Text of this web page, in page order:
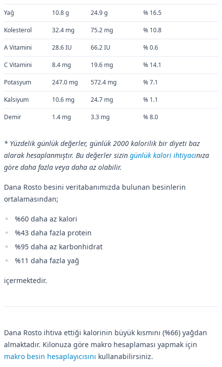
Yağ 10.8 g 24.9 g % 16.5
Kolesterol 32.4 mg 75.2 mg % 10.8
A Vitamini 28.6 IU 66.2 IU % 0.6
C Vitamini 8.4 mg 19.6 mg % 14.1
Potasyum 247.0 mg 572.4 mg % 7.1
Kalsiyum 10.6 mg 24.7 mg % 1.1
Demir 1.4 mg 3.3 mg % 8.0
* Yüzdelik günlük değerler, günlük 2000 kalorilik bir diyeti baz
alarak hesaplanmıştır. Bu değerler sizin günlük kalori ihtiyacınıza
göre daha fazla veya daha az olabilir.
Dana Rosto besini veritabanımızda bulunan besinlerin
ortalamasından;
%60 daha az kalori
%43 daha fazla protein
%95 daha az karbonhidrat
%11 daha fazla yağ
içermektedir.
Dana Rosto ihtiva ettiği kalorinin büyük kısmını (%66) yağdan
almaktadır. Kilonuza göre makro hesaplaması yapmak için
makro besin hesaplayıcısını kullanabilirsiniz.